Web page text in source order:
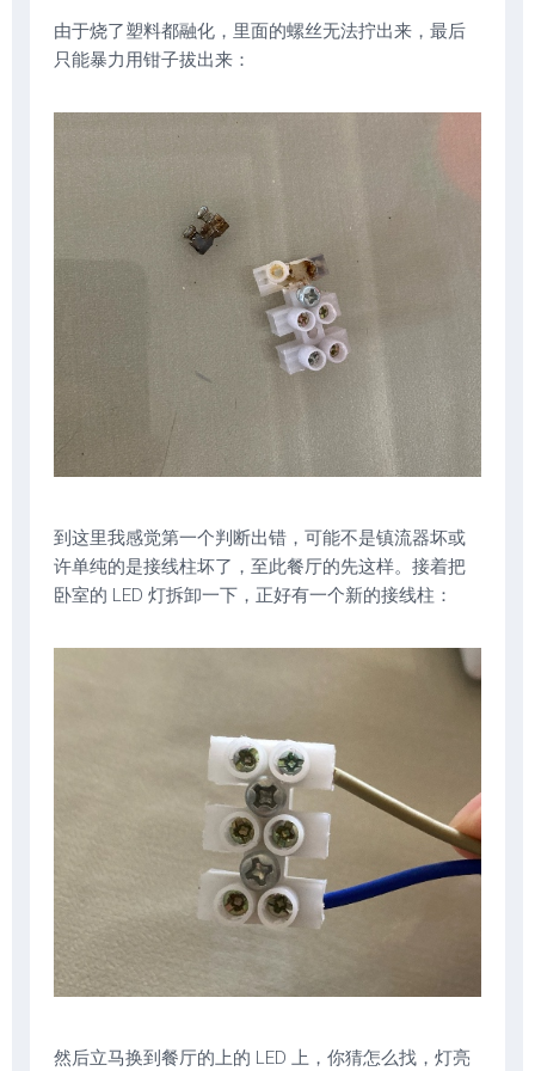
由于烧了塑料都融化，里面的螺丝无法拧出来，最后
只能暴力用钳子拔出来：
到这里我感觉第一个判断出错，可能不是镇流器坏或
许单纯的是接线柱坏了，至此餐厅的先这样。接着把
卧室的 LED 灯拆卸一下，正好有一个新的接线柱：
然后立马换到餐厅的上的 LED 上，你猜怎么找，灯亮